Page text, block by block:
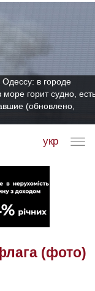
Одессу: в городе
море горит судно,
(обновлено,
укр
(фото)